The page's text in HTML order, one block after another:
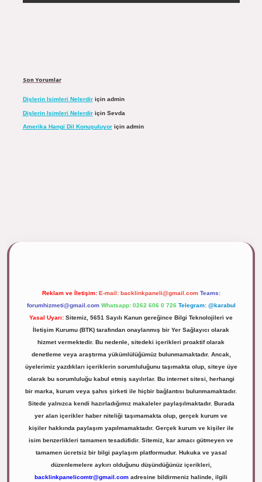
Son Yorumlar
Dişlerin Isimleri Nelerdiriçin admin
Dişlerin Isimleri Nelerdiriçin Sevda
Amerika Hangi Dil Konuşuluyoriçin admin
Reklam ve İletişim: E-mail: backlinkpaneli@gmail.com Teams:
forumhizmeti@gmail.com Whatsapp: 0262 606 0 726 Telegram: @karabul
Yasal Uyarı: Sitemiz, 5651 Sayılı Kanun gereğince Bilgi Teknolojileri ve
İletişim Kurumu (BTK) tarafından onaylanmış bir Yer Sağlayıcı olarak
hizmet vermektedir. Bu nedenle, sitedeki içerikleri proaktif olarak
denetleme veya araştırma yükümlülüğümüz bulunmamaktadır. Ancak,
üyelerimiz yazdıkları içeriklerin sorumluluğunu taşımakta olup, siteye üye
olarak bu sorumluluğu kabul etmiş sayılırlar. Bu internet sitesi, herhangi
bir marka, kurum veya şahıs şirketi ile hiçbir bağlantısı bulunmamaktadır.
Sitede yalnızca kendi hazırladığımız makaleler paylaşılmaktadır. Burada
yer alan içerikler haber niteliği taşımamakta olup, gerçek kurum ve
kişiler hakkında paylaşım yapılmamaktadır. Gerçek kurum ve kişiler ile
isim benzerlikleri tamamen tesadüfidir. Sitemiz, kar amacı gütmeyen ve
tamamen ücretsiz bir bilgi paylaşım platformudur. Hukuka ve yasal
düzenlemelere aykırı olduğunu düşündüğünüz içerikleri,
backlinkpanelicomtr@gmail.com adresine bildirmeniz halinde, ilgili